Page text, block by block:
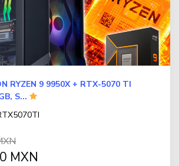
RYZEN 9 9950X + RTX-5070 TI
S...
MXN